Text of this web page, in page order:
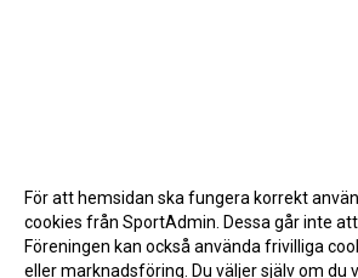
För att hemsidan ska fungera korrekt
cookies från SportAdmin. Dessa går inte
Föreningen kan också använda frivilliga
eller marknadsföring. Du väljer själv om du